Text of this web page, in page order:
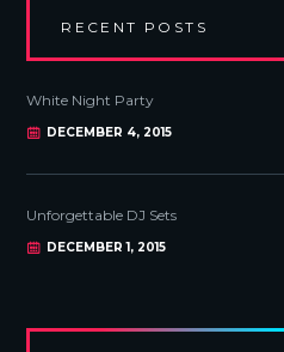
RECENT POSTS
White Night Party
DECEMBER 4, 2015
Unforgettable DJ Sets
DECEMBER 1, 2015